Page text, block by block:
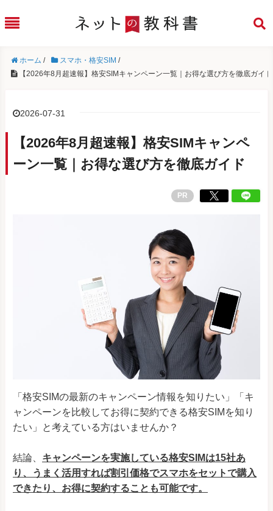
ホーム / スマホ・格安SIM /
【2026年8月超速報】格安SIMキャンペーン一覧｜お得な選び方を徹底ガイド
2026-07-31
【2026年8月超速報】格安SIMキャンペ
ーン一覧｜お得な選び方を徹底ガイド
PR
「格安SIMの最新のキャンペーン情報を知りたい」「キ
ャンペーンを比較してお得に契約できる格安SIMを知り
たい」と考えている方はいませんか？
結論、 キャンペーンを実施している格安SIMは15社あ
り、うまく活用すれば割引価格でスマホをセットで購入
できたり、お得に契約することも可能です。